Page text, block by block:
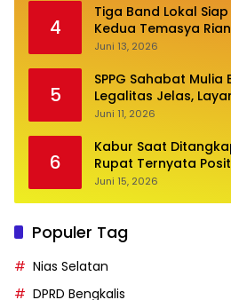
4
Tiga Band Lokal
Kedua Temasya
Jalan Pembangunan
Juni 13, 2026
5
SPPG Sahabat
Legalitas Jelas,
Optimal
Juni 11, 2026
6
Kabur Saat
Rupat Ternyata
Juni 15, 2026
Populer Tag
Nias Selatan
DPRD Bengkalis